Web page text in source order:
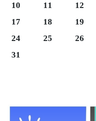
Lunes 10
10 Martes 11
11 12
Lunes 17
17 Martes 18
18 19
24
Martes 25
25 26
Lunes 31
31
Eventos